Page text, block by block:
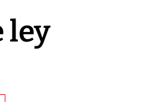
ley